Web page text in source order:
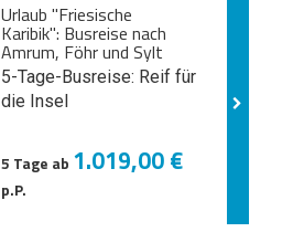
Urlaub "Friesische
Karibik": Busreise nach
Amrum, Föhr und Sylt
5-Tage-Busreise: Reif für
die Insel
5 Tage ab 1.019,00 €
p.P.